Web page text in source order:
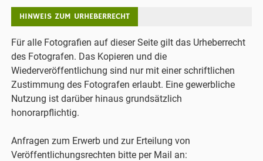
HINWEIS ZUM URHEBERRECHT
Für alle Fotografien auf dieser Seite gilt das Urheberrecht
des Fotografen. Das Kopieren und die
Wiederveröffentlichung sind nur mit einer schriftlichen
Zustimmung des Fotografen erlaubt. Eine gewerbliche
Nutzung ist darüber hinaus grundsätzlich
honorarpflichtig.
Anfragen zum Erwerb und zur Erteilung von
Veröffentlichungsrechten bitte per Mail an: